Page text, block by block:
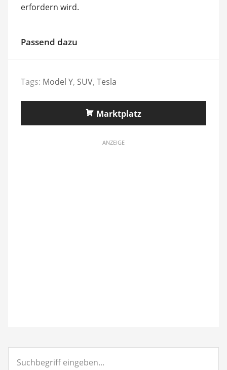
erfordern wird.
Passend dazu
Tags: Model Y, SUV, Tesla
Marktplatz
ANZEIGE
eingeben...